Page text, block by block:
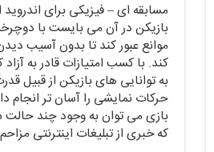
مسابقه ای – فیزیکی برای
بازیکن در آن می بایست با
موانع عبور کند تا بدون آسیب
کند. با کسب امتیازات قادر به
به توانایی های بازیکن از قبیل
حرکات نمایشی را آسان تر انجام
بازی می توان به وجود چند
که خبری از تبلیغات اینترنتی